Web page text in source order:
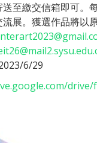
至繳交信箱即可。
展。獲選作品將以
6/29
drive/